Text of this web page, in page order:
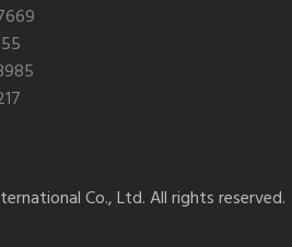
Co., Ltd. All rights reserved.